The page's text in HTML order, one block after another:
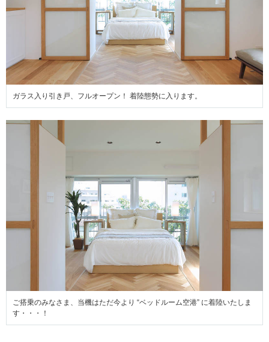
ガラス入り引き戸、フルオープン！ 着陸態勢に入ります。
ご搭乗のみなさま、当機はただ今より “ベッドルーム空港” に着陸いたしま
す・・・！